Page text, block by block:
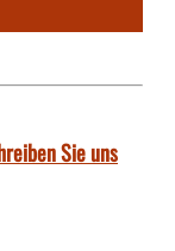
Sie uns